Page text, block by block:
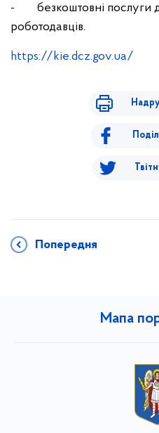
- безкоштовні послуги
роботодавців.
https://kie.dcz.gov.ua/
Попередня
Мапа